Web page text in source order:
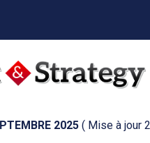
2025 ( Mise à jour